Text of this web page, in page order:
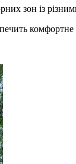
зон із